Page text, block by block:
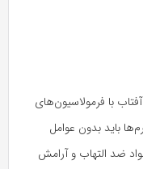
فرمولاسیون‌های
بدون عوامل
التهاب و آرامش